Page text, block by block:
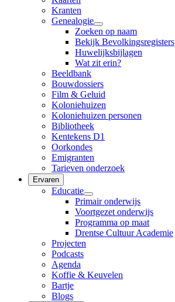
Kranten
Genealogie
Zoeken op naam
Bekijk Bevolkingsregisters
Huwelijksbijlagen
Wat zit erin?
Beeldbank
Bouwdossiers
Film & Geluid
Koloniehuizen
Koloniehuizen personen
Bibliotheek
Kentekens D1
Oorkondes
Emigranten
Tarieven onderzoek
Ervaren
Educatie
Primair onderwijs
Voortgezet onderwijs
Programma op maat
Drentse Cultuur Academie
Projecten
Podcasts
Agenda
Koffie & Keuvelen
Bartje
Blogs